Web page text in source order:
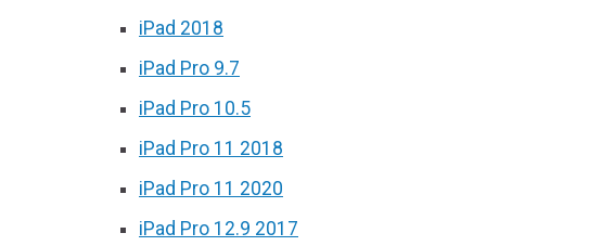
iPad 2018
iPad Pro 9.7
iPad Pro 10.5
iPad Pro 11 2018
iPad Pro 11 2020
iPad Pro 12.9 2017